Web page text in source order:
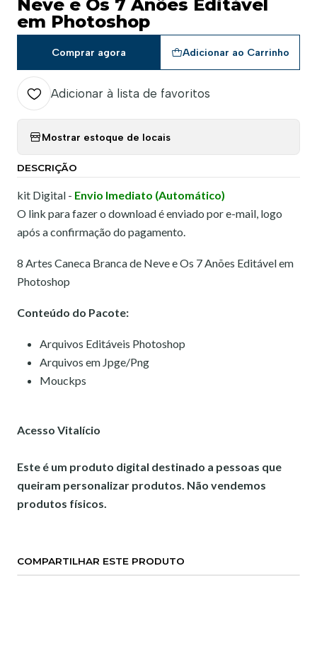
Neve e Os 7 Anões Editável
em Photoshop
Adicionar ao Carrinho
Comprar agora
Adicionar à lista de favoritos
Mostrar estoque de locais
DESCRIÇÃO
kit Digital - Envio Imediato (Automático)
O link para fazer o download é enviado por e-mail, logo
após a confirmação do pagamento.
8 Artes Caneca Branca de Neve e Os 7 Anões Editável em
Photoshop
Conteúdo do Pacote:
Arquivos Editáveis Photoshop
Arquivos em Jpge/Png
Mouckps
Acesso Vitalício
Este é um produto digital destinado a pessoas que
queiram personalizar produtos. Não vendemos
produtos físicos.
COMPARTILHAR ESTE PRODUTO